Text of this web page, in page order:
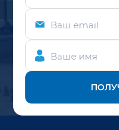
Ваш email
Ваше имя